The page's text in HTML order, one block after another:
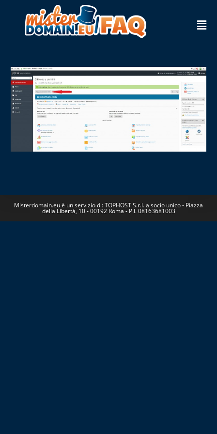
Misterdomain.eu è un servizio di: TOPHOST S.r.l. a socio unico - Piazza
della Libertá, 10 - 00192 Roma - P.I. 08163681003